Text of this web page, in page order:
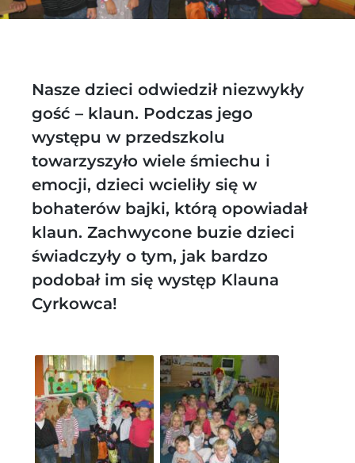
Nasze dzieci odwiedził niezwykły
gość – klaun. Podczas jego
występu w przedszkolu
towarzyszyło wiele śmiechu i
emocji, dzieci wcieliły się w
bohaterów bajki, którą opowiadał
klaun. Zachwycone buzie dzieci
świadczyły o tym, jak bardzo
podobał im się występ Klauna
Cyrkowca!